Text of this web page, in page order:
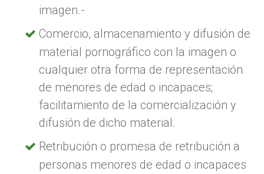
imagen.-
Comercio, almacenamiento y difusión de
material pornográfico con la imagen o
cualquier otra forma de representación
de menores de edad o incapaces;
facilitamiento de la comercialización y
difusión de dicho material.
Retribución o promesa de retribución a
personas menores de edad o incapaces